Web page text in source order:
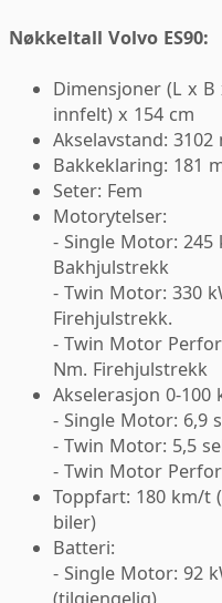
Nøkkeltall Volvo ES90:
Dimensjoner (L x B
innfelt) x 154 cm
Akselavstand: 3102
Bakkeklaring: 181
Seter: Fem
Motorytelser:
- Single Motor: 245
Bakhjulstrekk
- Twin Motor: 330
Firehjulstrekk.
- Twin Motor
Nm. Firehjulstrekk
Akselerasjon 0-100
- Single Motor: 6,9
- Twin Motor: 5,5
- Twin Motor
Toppfart: 180 km/t
biler)
Batteri:
- Single Motor: 92